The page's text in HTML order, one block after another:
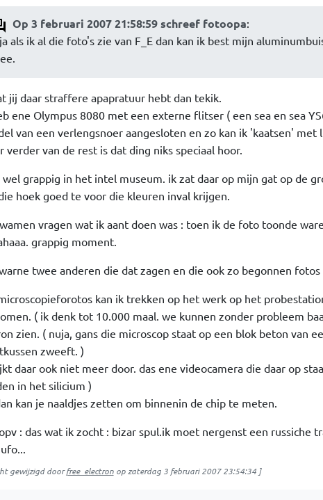
Op 3 februari 2007 21:58:59 schreef fotoopa:
als ik al die foto's zie van F_E dan kan ik best mijn
jij daar straffere apapratuur hebt dan tekik.
ene Olympus 8080 met een externe flitser ( een sea en sea
van een verlengsnoer aangesloten en zo kan ik 'kaatsen' met
verder van de rest is dat ding niks speciaal hoor.
wel grappig in het intel museum. ik zat daar op mijn gat op de
hoek goed te voor die kleuren inval krijgen.
vragen wat ik aant doen was : toen ik de foto toonde
grappig moment.
twee anderen die dat zagen en die ook zo begonnen
kan ik trekken op het werk op het
( ik denk tot 10.000 maal. we kunnen zonder probleem
zien. ( nuja, gans die microscop staat op een blok beton van
zweeft. )
daar ook niet meer door. das ene videocamera die daar op
in het silicium )
kan je naaldjes zetten om binnenin de chip te meten.
: das wat ik zocht : bizar spul.ik moet nergenst een russiche
gewijzigd doorfree_electronopzaterdag 3 februari 2007 23:54:34]